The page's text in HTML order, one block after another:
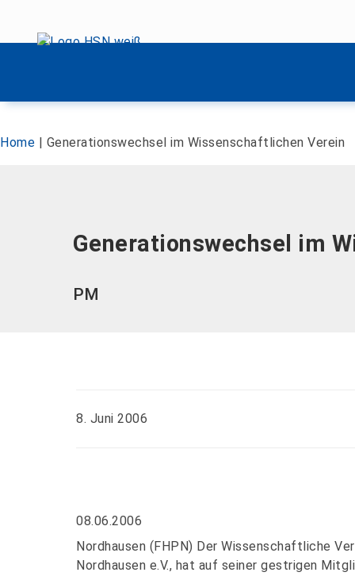
Home | Generationswechsel im Wissenschaftlichen Verein
Generationswechsel im
PM
8. Juni 2006
08.06.2006
Nordhausen (FHPN) Der Wissenschaftliche
Nordhausen e.V., hat auf seiner gestrigen